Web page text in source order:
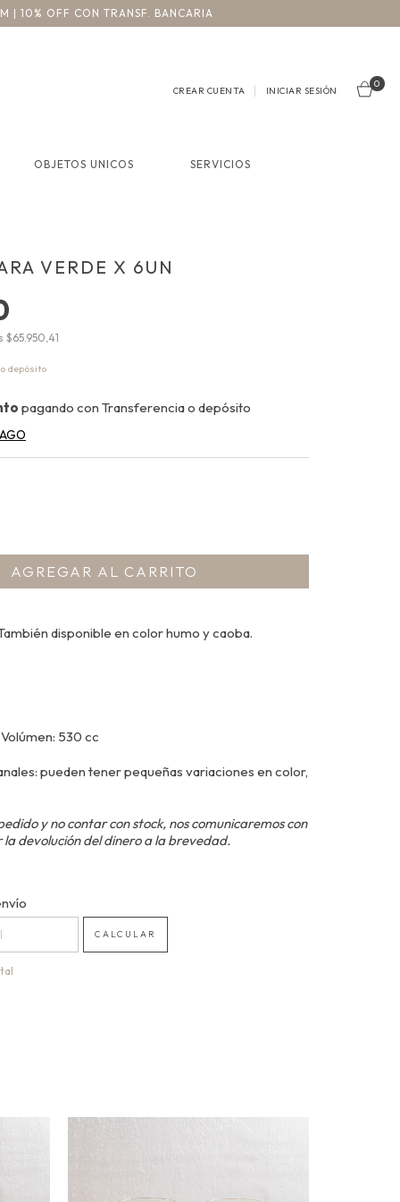
| 10% OFF CON TRANSF. BANCARIA
CREAR CUENTA INICIAR SESIÓN
0
OBJETOS UNICOS SERVICIOS
VERDE X 6UN
$65.950,41
pagando con Transferencia o depósito
disponible en color humo y caoba.
530 cc
pueden tener pequeñas variaciones en color,
y no contar con stock, nos comunicaremos con
devolución del dinero a la brevedad.
CALCULAR